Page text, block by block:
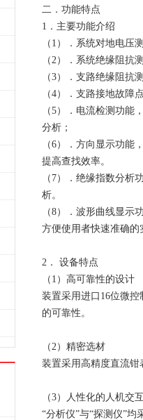
二．功能特点
1．主要功能介绍
（1）．系统对地电
（2）．系统绝缘阻
（3）．支路绝缘阻抗
（4）．支路接地故障
（5）．电流检测功
分析；
（6）．方向显示功
提高查找效率。
（7）．绝缘指数分
析。
（8）．波形曲线显
方便使用者快速准确
2． 设备特点
（1）高可靠性的设计
装置采用进口16位微
的可靠性。
（2）精密选材
装置采用高精度直流
（3）人性化的人机交
“分析仪”与“探测仪”